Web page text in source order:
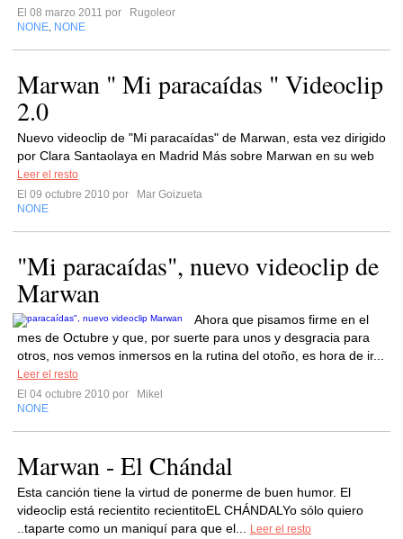
El 08 marzo 2011 por
Rugoleor
NONE NONE
Marwan " Mi paracaídas " Videoclip
2.0
Nuevo videoclip de "Mi paracaídas" de Marwan, esta vez dirigido
por Clara Santaolaya en Madrid Más sobre Marwan en su web
Leer el resto
El 09 octubre 2010 por
Mar Goizueta
NONE
"Mi paracaídas", nuevo videoclip de
Marwan
Ahora que pisamos firme en el
mes de Octubre y que, por suerte para unos y desgracia para
otros, nos vemos inmersos en la rutina del otoño, es hora de ir...
Leer el resto
El 04 octubre 2010 por
Mikel
NONE
Marwan - El Chándal
Esta canción tiene la virtud de ponerme de buen humor. El
videoclip está recientito recientitoEL CHÁNDALYo sólo quiero
..taparte como un maniquí para que el...
Leer el resto